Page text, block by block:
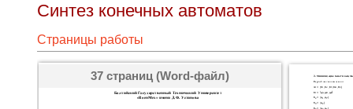
Синтез конечных автоматов
Страницы работы
37 страниц (Word-файл)